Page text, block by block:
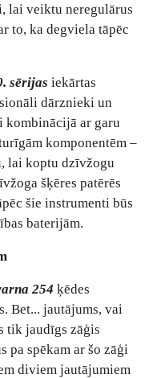
lai veiktu neregulārus
to, ka degviela tāpēc
sērijas iekārtas
dārznieki un
ar garu
komponentēm –
lai koptu dzīvžogu
šķēres patērēs
šie instrumenti būs
baterijām.
254 ķēdes
Bet... jautājums, vai
tik jaudīgs zāģis
pa spēkam ar šo zāģi
diviem jautājumiem